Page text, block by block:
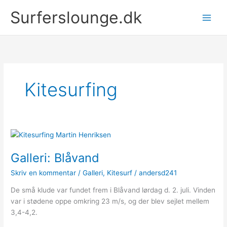
Surferslounge.dk
Kitesurfing
Galleri: Blåvand
Skriv en kommentar /Galleri, Kitesurf /andersd241
De små klude var fundet frem i Blåvand lørdag d. 2. juli. Vinden
var i stødene oppe omkring 23 m/s, og der blev sejlet mellem
3,4-4,2.